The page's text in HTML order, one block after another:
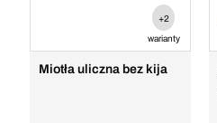
+2
warianty
Miotła uliczna bez kija